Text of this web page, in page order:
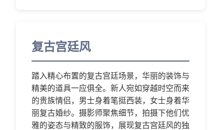
复古宫廷风
踏入精心布置的复古宫廷场景，华丽的装饰与
精美的道具一应俱全。新人宛如穿越时空而来
的贵族情侣，男士身着笔挺西装，女士身着华
丽复古婚纱。摄影师聚焦细节，拍摄下他们优
雅的姿态与精致的服饰，展现复古宫廷风的独